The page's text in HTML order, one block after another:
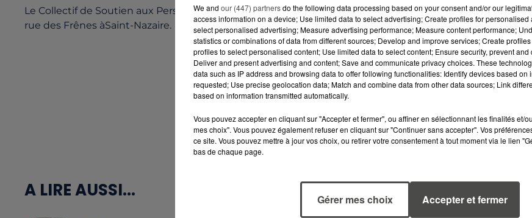
Le Collectif de Soutien aux Personnes SansPapiers tient sa permanence tous les mardis de 18h à 19h au
rue des Frênes àSaint-Nazaire.
A LIRE AUSSI...
We and our (447) partnersdo the following data processing based on your consent and/or our
access information on a device; Use limited data to select advertising; Create profiles for
select personalised advertising; Measure advertising performance; Measure content performance;
statistics or combinations of data from different sources; Develop and improve services; Create
profiles to select personalised content; Use limited data to select content; Ensure security, prevent and
Deliver and present advertising and content; Save and communicate privacy choices. These
data such as IP address and browsing data to offer following functionalities: Identify devices based on
requested; Use precise geolocation data; Match and combine data from other data sources; Link
based on information transmitted automatically.
Vous pouvez accepter en cliquant sur "Accepter et fermer", ou affiner en sélectionnant les finalités et/
mes choix". Vous pouvez également refuser en cliquant sur "Continuer sans accepter". Vos
ce site. Vous pouvez mettre à jour vos choix, ou retirer votre consentement à tout moment via le lien
bas de chaque page.
Gérer mes choix Accepter et fermer